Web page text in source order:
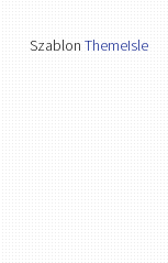
SzablonThemeIsle